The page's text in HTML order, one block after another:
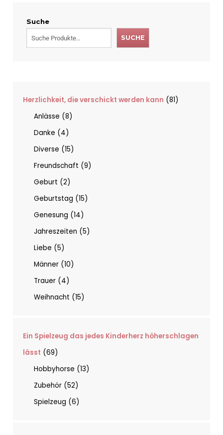
Suche
SUCHE
Herzlichkeit, die verschickt werden kann
81
Anlässe
8
Danke
4
Diverse
15
Freundschaft
9
Geburt
2
Geburtstag
15
Genesung
14
Jahreszeiten
5
Liebe
5
Männer 10
Trauer
4
Weihnacht
15
Ein Spielzeug das jedes Kinderherz höherschlagen
lässt
69
Hobbyhorse
13
Zubehör 52
Spielzeug
6